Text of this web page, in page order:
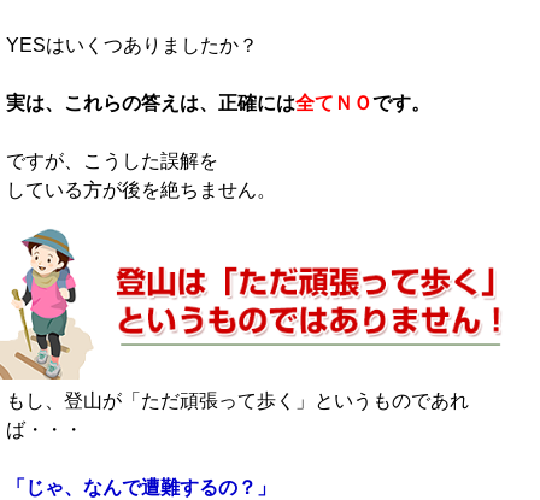
YESはいくつありましたか？
実は、これらの答えは、正確には全てＮＯです。
ですが、こうした誤解を
している方が後を絶ちません。
もし、登山が「ただ頑張って歩く」というものであれ
ば・・・
「じゃ、なんで遭難するの？」